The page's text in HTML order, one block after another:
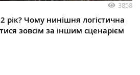
3858
рік? Чому нинішня логістична
зовсім за іншим сценарієм